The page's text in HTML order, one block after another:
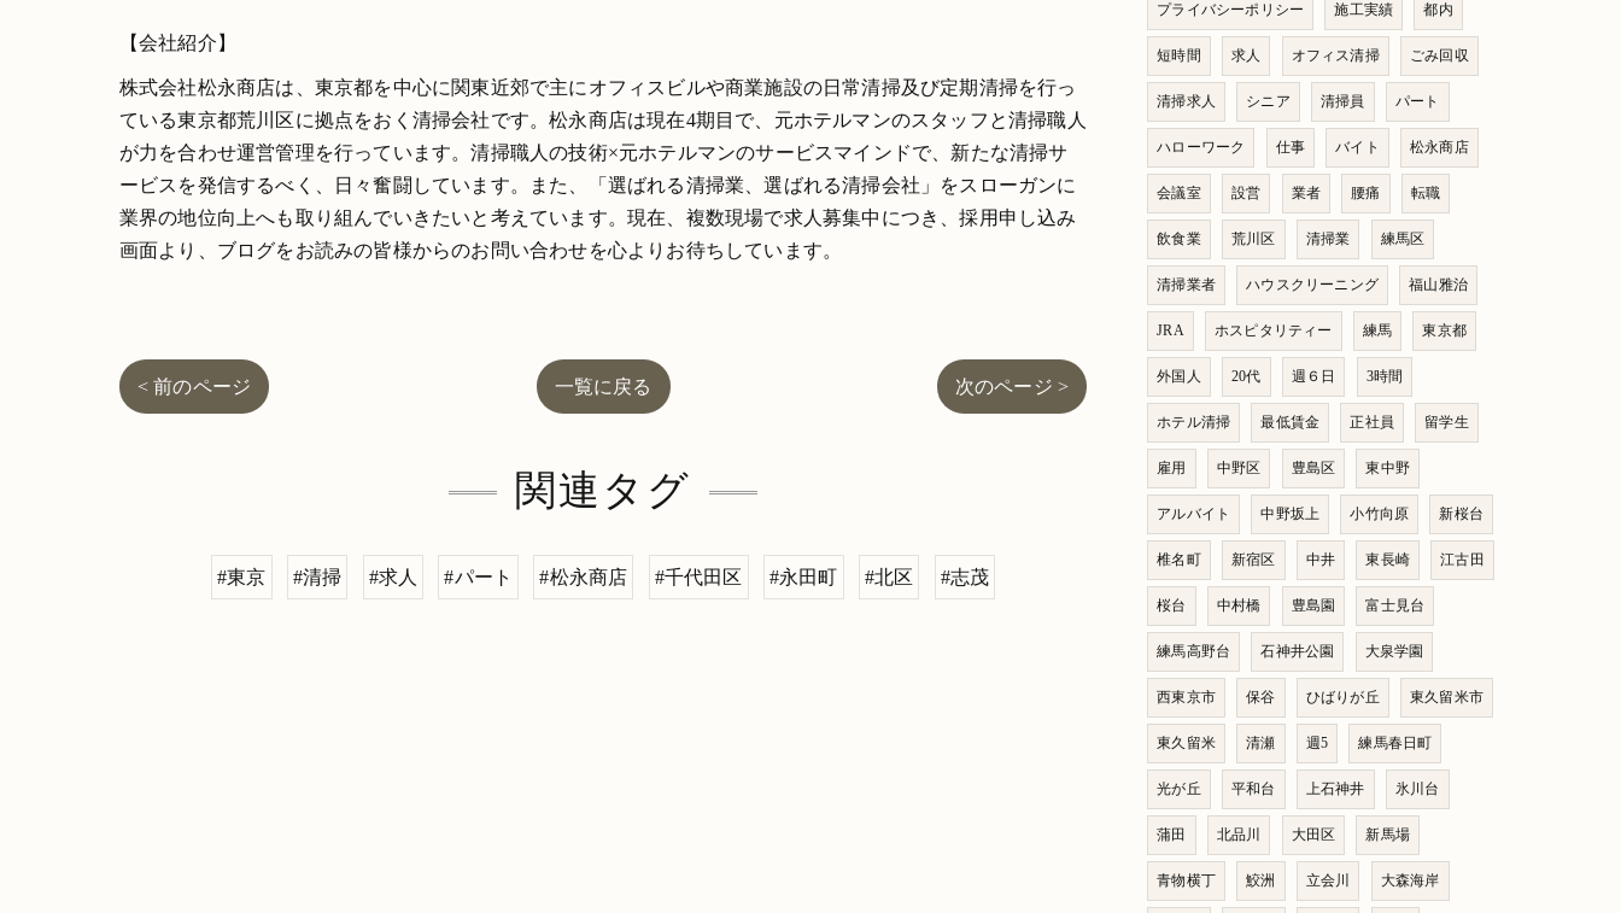
【会社紹介】
株式会社松永商店は、東京都を中心に関東近郊で主にオフィスビルや商業施設の日常清掃及び定期清掃を行っ
ている東京都荒川区に拠点をおく清掃会社です。松永商店は現在4期目で、元ホテルマンのスタッフと清掃職人
が力を合わせ運営管理を行っています。清掃職人の技術×元ホテルマンのサービスマインドで、新たな清掃サ
ービスを発信するべく、日々奮闘しています。また、「選ばれる清掃業、選ばれる清掃会社」をスローガンに
業界の地位向上へも取り組んでいきたいと考えています。現在、複数現場で求人募集中につき、採用申し込み
画面より、ブログをお読みの皆様からのお問い合わせを心よりお待ちしています。
< 前のページ 一覧に戻る 次のページ >
関連タグ
#東京 #清掃 #求人 #パート #松永商店 #千代田区 #永田町 #北区 #志茂
プライバシーポリシー 施工実績 都内
短時間 求人 オフィス清掃 ごみ回収
清掃求人 シニア 清掃員 パート
ハローワーク 仕事 バイト 松永商店
会議室 設営 業者 腰痛 転職
飲食業 荒川区 清掃業 練馬区
清掃業者 ハウスクリーニング 福山雅治
JRA ホスピタリティー 練馬 東京都
外国人 20代 週６日 3時間
ホテル清掃 最低賃金 正社員 留学生
雇用 中野区 豊島区 東中野
アルバイト 中野坂上 小竹向原 新桜台
椎名町 新宿区 中井 東長崎 江古田
桜台 中村橋 豊島園 富士見台
練馬高野台 石神井公園 大泉学園
西東京市 保谷 ひばりが丘 東久留米市
東久留米 清瀬 週5 練馬春日町
光が丘 平和台 上石神井 氷川台
蒲田 北品川 大田区 新馬場
青物横丁 鮫洲 立会川 大森海岸